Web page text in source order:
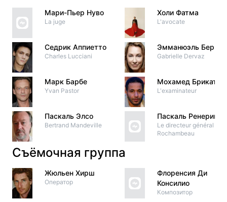
Мари-Пьер Нуво
La juge
Седрик Аппиетто
Charles Lucciani
Марк Барбе
Yvan Pastor
Паскаль Элсо
Bertrand Mandeville
Холи Фатма
L'avocate
Эмманюэль Берко
Gabrielle Dervaz
Мохамед Брикат
L'examinateur
Паскаль Ренерик
Le directeur général de
Rochambeau
Съёмочная группа
Жюльен Хирш
Оператор
Флоренсия Ди
Консилио
Композитор